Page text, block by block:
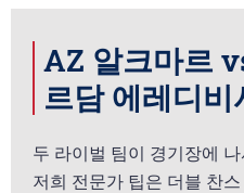
AZ 알크마르
르담 에레디비
두 라이벌 팀이 경기장에
저희 전문가 팁은 더블 찬